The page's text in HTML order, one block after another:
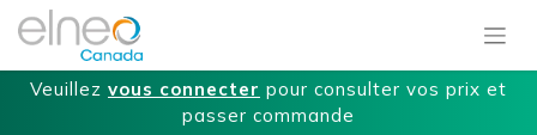
Veuillez vous connecter pour consulter vos prix et
passer commande